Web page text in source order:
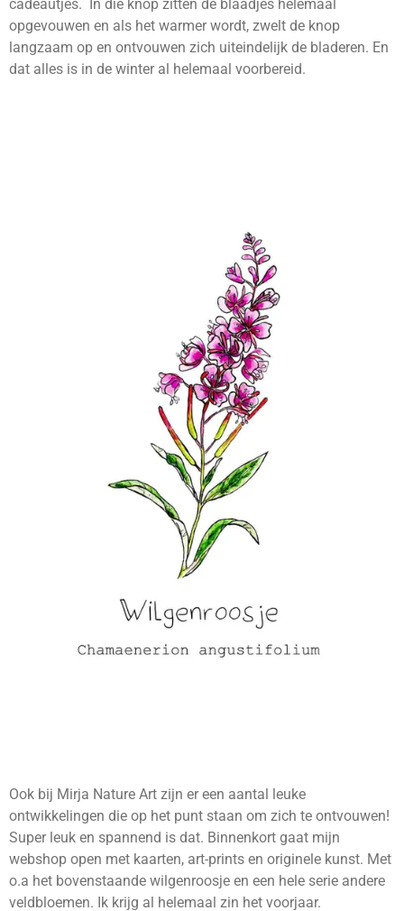
cadeautjes. In die knop zitten de blaadjes helemaal
opgevouwen en als het warmer wordt, zwelt de knop
langzaam op en ontvouwen zich uiteindelijk de bladeren. En
dat alles is in de winter al helemaal voorbereid.
Ook bij Mirja Nature Art zijn er een aantal leuke
ontwikkelingen die op het punt staan om zich te ontvouwen!
Super leuk en spannend is dat. Binnenkort gaat mijn
webshop open met kaarten, art-prints en originele kunst. Met
o.a het bovenstaande wilgenroosje en een hele serie andere
veldbloemen. Ik krijg al helemaal zin het voorjaar.